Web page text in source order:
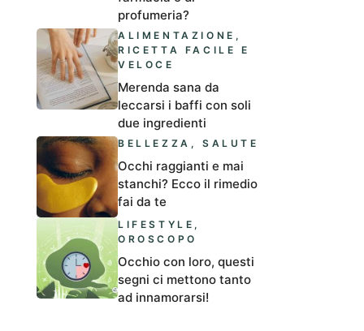
profumeria?
ALIMENTAZIONE ,
RICETTA FACILE E
VELOCE
Merenda sana da
leccarsi i baffi con soli
due ingredienti
BELLEZZA ,SALUTE
Occhi raggianti e mai
stanchi? Ecco il rimedio
fai da te
LIFESTYLE ,
OROSCOPO
Occhio con loro, questi
segni ci mettono tanto
ad innamorarsi!